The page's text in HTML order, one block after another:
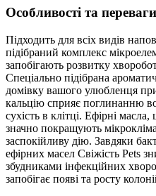
Особливості та переваги
Підходить для всіх видів
підібраний комплекс
запобігають розвитку
Спеціально підібрана
домівку вашого улюбленця
кальцію сприяє поглинанню
сухість в клітці. Ефірні
значно покращують
заспокійливу дію. Завдяки
ефірних масел Свіжість Реts
збудниками інфекційних
запобігає появі та росту